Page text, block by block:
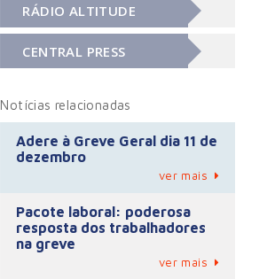
RÁDIO ALTITUDE
CENTRAL PRESS
Notícias relacionadas
Adere à Greve Geral dia 11 de
dezembro
ver mais
Pacote laboral: poderosa
resposta dos trabalhadores
na greve
ver mais